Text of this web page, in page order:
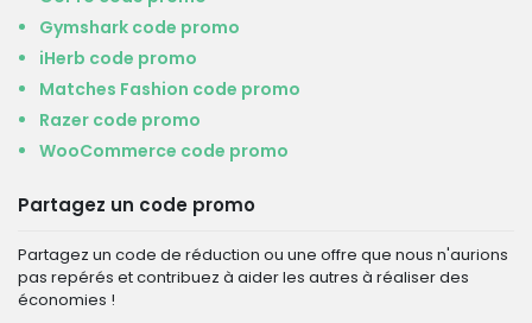
Gymshark code promo
iHerb code promo
Matches Fashion code promo
Razer code promo
WooCommerce code promo
Partagez un code promo
Partagez un code de réduction ou une offre que nous n'aurions
pas repérés et contribuez à aider les autres à réaliser des
économies !